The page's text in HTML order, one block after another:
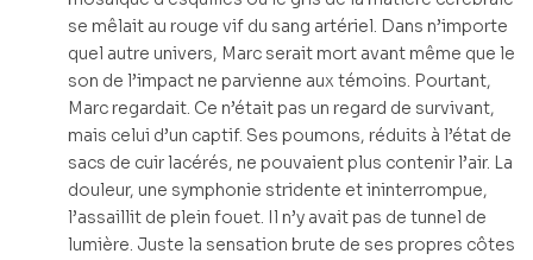
se mêlait au rouge vif du sang artériel. Dans n’importe
quel autre univers, Marc serait mort avant même que le
son de l’impact ne parvienne aux témoins. Pourtant,
Marc regardait. Ce n’était pas un regard de survivant,
mais celui d’un captif. Ses poumons, réduits à l’état de
sacs de cuir lacérés, ne pouvaient plus contenir l’air. La
douleur, une symphonie stridente et ininterrompue,
l’assaillit de plein fouet. Il n’y avait pas de tunnel de
lumière. Juste la sensation brute de ses propres côtes